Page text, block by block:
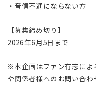
・音信不通にならない方
【募集締め切り】
2026年6月5日まで
※本企画はファン有志によ
や関係者様へのお問い合わ